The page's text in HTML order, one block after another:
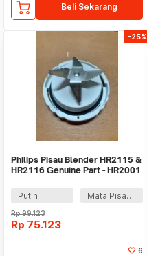
Beli Sekarang
-25%
Philips Pisau Blender HR2115 &
HR2116 Genuine Part - HR2001
Putih Mata Pisau terbuat dari Bahan Stainless Steel
Rp99.123
Rp 75.123
6